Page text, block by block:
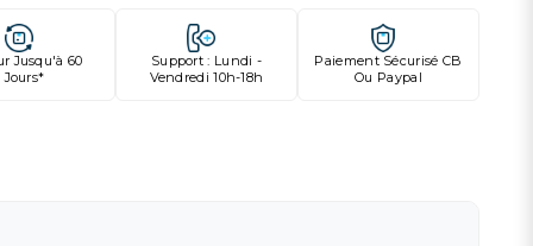
Jusqu'à 60
Jours*
Support : Lundi -
Vendredi 10h-18h
Paiement Sécurisé CB
Ou Paypal